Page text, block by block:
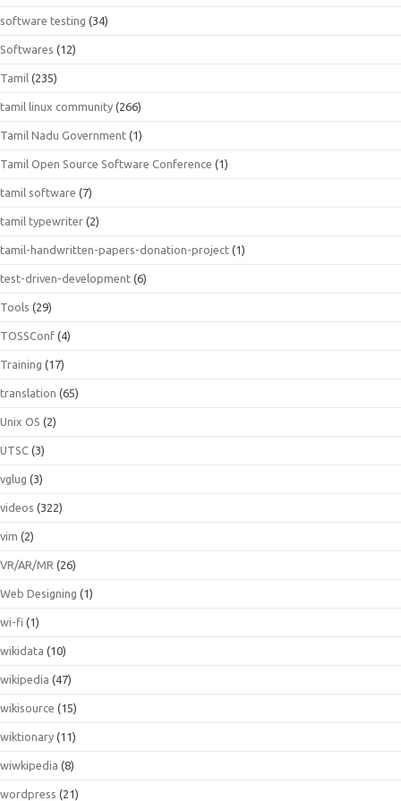
software testing (34)
Softwares (12)
Tamil (235)
tamil linux community (266)
Tamil Nadu Government (1)
Tamil Open Source Software Conference (1)
tamil software (7)
tamil typewriter (2)
tamil-handwritten-papers-donation-project (1)
test-driven-development (6)
Tools (29)
TOSSConf (4)
Training (17)
translation (65)
Unix OS (2)
UTSC (3)
vglug (3)
videos (322)
vim (2)
VR/AR/MR (26)
Web Designing (1)
wi-fi (1)
wikidata (10)
wikipedia (47)
wikisource (15)
wiktionary (11)
wiwkipedia (8)
wordpress (21)